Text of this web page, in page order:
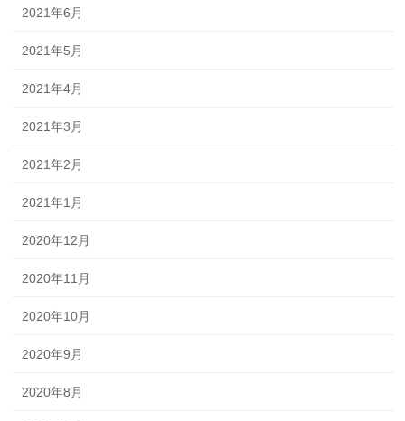
2021年6月
2021年5月
2021年4月
2021年3月
2021年2月
2021年1月
2020年12月
2020年11月
2020年10月
2020年9月
2020年8月